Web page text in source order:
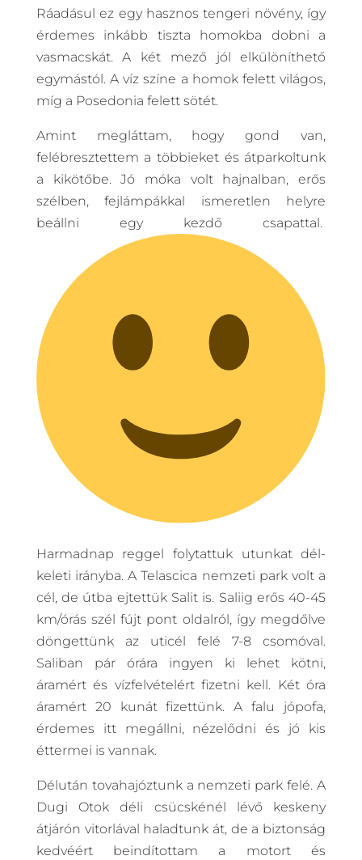
Ráadásul ez egy hasznos tengeri növény, így
érdemes inkább tiszta homokba dobni a
vasmacskát. A két mező jól elkülöníthető
egymástól. A víz színe a homok felett világos,
míg a Posedonia felett sötét.
Amint megláttam, hogy gond van,
felébresztettem a többieket és átparkoltunk
a kikötőbe. Jó móka volt hajnalban, erős
szélben, fejlámpákkal ismeretlen helyre
beállni egy kezdő csapattal.
Harmadnap reggel folytattuk utunkat dél-
keleti irányba. A Telascica nemzeti park volt a
cél, de útba ejtettük Salit is. Saliig erős 40-45
km/órás szél fújt pont oldalról, így megdőlve
döngettünk az uticél felé 7-8 csomóval.
Saliban pár órára ingyen ki lehet kötni,
áramért és vízfelvételért fizetni kell. Két óra
áramért 20 kunát fizettünk. A falu jópofa,
érdemes itt megállni, nézelődni és jó kis
éttermei is vannak.
Délután tovahajóztunk a nemzeti park felé. A
Dugi Otok déli csücskénél lévő keskeny
átjárón vitorlával haladtunk át, de a biztonság
kedvéért beindítottam a motort és